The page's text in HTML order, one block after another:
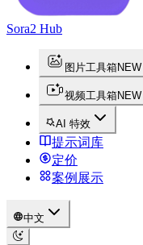
Sora2 Hub
图片工具箱NEW
视频工具箱NEW
AI 特效
提示词库
定价
案例展示
中文